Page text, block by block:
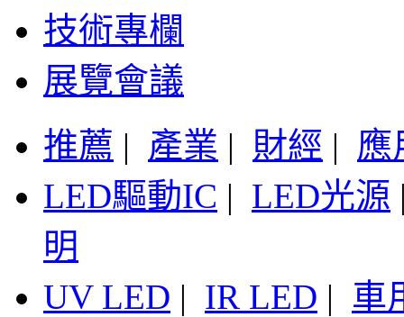
技術專欄
展覽會議
推薦 | 產業 | 財經 | 應
LED驅動IC | LED光源
明
UV LED | IR LED | 車